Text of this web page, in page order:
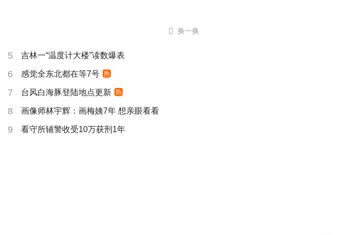
 换一换
5 吉林一“温度计大楼”读数爆表
6 感觉全东北都在等7号 热
7 台风白海豚登陆地点更新 热
8 画像师林宇辉：画梅姨7年 想亲眼看看
9 看守所辅警收受10万获刑1年